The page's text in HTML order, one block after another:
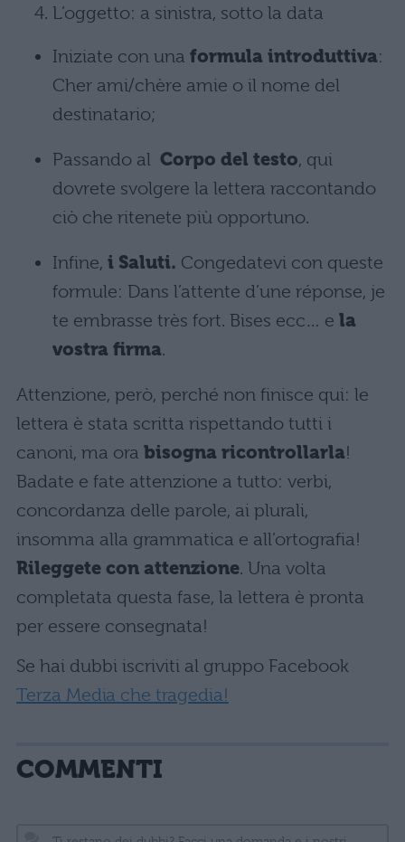
L’oggetto: a sinistra, sotto la data
Iniziate con una formula introduttiva:
Cher ami/chère amie o il nome del
destinatario;
Passando al Corpo del testo, qui
dovrete svolgere la lettera raccontando
ciò che ritenete più opportuno.
Infine, i Saluti. Congedatevi con queste
formule: Dans l’attente d’une réponse, je
te embrasse très fort. Bises ecc… e la
vostra firma.
Attenzione, però, perché non finisce qui: le
lettera è stata scritta rispettando tutti i
canoni, ma ora bisogna ricontrollarla!
Badate e fate attenzione a tutto: verbi,
concordanza delle parole, ai plurali,
insomma alla grammatica e all’ortografia!
Rileggete con attenzione. Una volta
completata questa fase, la lettera è pronta
per essere consegnata!
Se hai dubbi iscriviti al gruppo Facebook
Terza Media che tragedia!
COMMENTI